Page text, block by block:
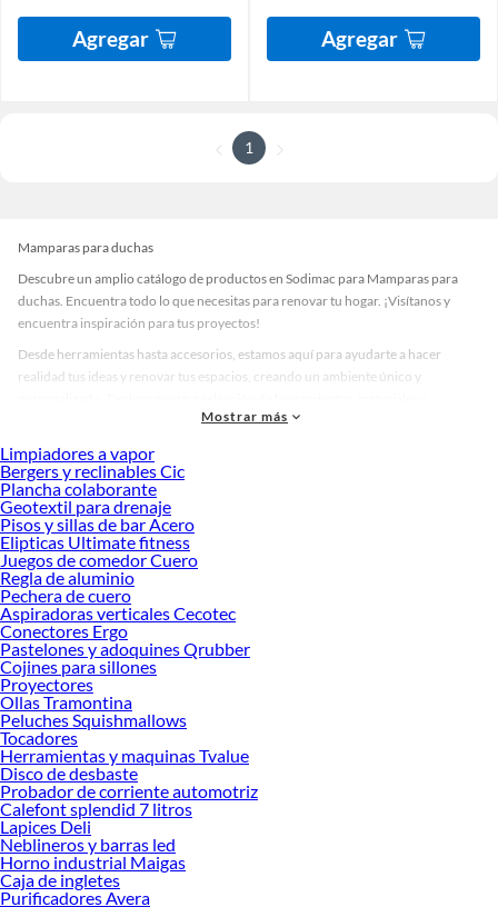
Agregar Agregar
1
Mamparas para duchas
Descubre un amplio catálogo de productos en Sodimac para Mamparas para
duchas. Encuentra todo lo que necesitas para renovar tu hogar. ¡Visítanos y
encuentra inspiración para tus proyectos!
Desde herramientas hasta accesorios, estamos aquí para ayudarte a hacer
realidad tus ideas y renovar tus espacios, creando un ambiente único y
accesorios de calidad que te ayudarán a crear un espacio más tú.
Desde remodelaciones hasta proyectos de decoración, estamos aquí para hacer
tus ideas realidad. ¡Visítanos y encuentra todo lo que tenemos para ofrecerte en
Mamparas para duchas!
Explora la variedad de productos de Mamparas para duchas en Sodimac
Herramientas, materiales y accesorios de calidad para tus proyectos y
renovación de espacios. ¡Visítanos y descubre todo lo que tenemos para
ofrecerte!
Encuentra una amplia variedad de productos de Mamparas para duchas en
Sodimac. Encuentra todo lo necesario para tus proyectos de renovación y
decoración. ¡Visítanos y haz tus ideas realidad!
Mostrar más
Limpiadores a vapor
Bergers y reclinables Cic
Plancha colaborante
Geotextil para drenaje
Pisos y sillas de bar Acero
Elipticas Ultimate fitness
Juegos de comedor Cuero
Regla de aluminio
Pechera de cuero
Aspiradoras verticales Cecotec
Conectores Ergo
Pastelones y adoquines Qrubber
Cojines para sillones
Proyectores
Ollas Tramontina
Peluches Squishmallows
Tocadores
Herramientas y maquinas Tvalue
Disco de desbaste
Probador de corriente automotriz
Calefont splendid 7 litros
Lapices Deli
Neblineros y barras led
Horno industrial Maigas
Caja de ingletes
Purificadores Avera